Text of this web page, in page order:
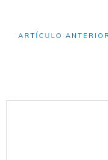
ARTÍCULO